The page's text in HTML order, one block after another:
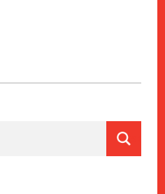
Red Cliff de